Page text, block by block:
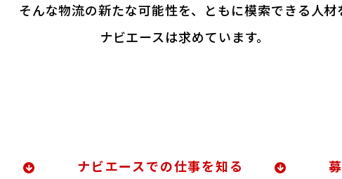
そんな物流の新たな可能性を、ともに模索できる人材
ナビエースは求めています。
ナビエースでの仕事を知る